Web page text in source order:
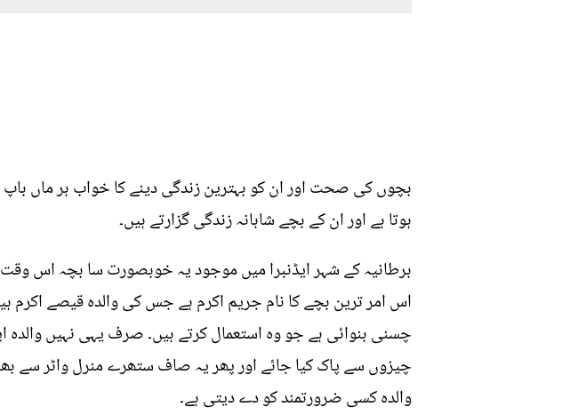
بچوں کی صحت اور ان کو بہترین زندگی دینے کا خواب ہر ماں
ہوتا ہے اور ان کے بچے شاہانہ زندگی گزارتے ہیں۔
برطانیہ کے شہر ایڈنبرا میں موجود یہ خوبصورت سا بچہ اس
اس امر ترین بچے کا نام جریم اکرم ہے جس کی والدہ قیصے
چسنی بنوائی ہے جو وہ استعمال کرتے ہیں۔ صرف یہی نہیں والدہ
چیزوں سے پاک کیا جائے اور پھر یہ صاف ستھرے منرل واٹر سے بھی
والدہ کسی ضرورتمند کو دے دیتی ہے۔